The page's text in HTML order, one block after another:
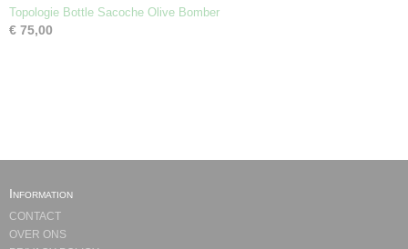
Topologie Bottle Sacoche Olive Bomber
€ 75,00
Information
CONTACT
OVER ONS